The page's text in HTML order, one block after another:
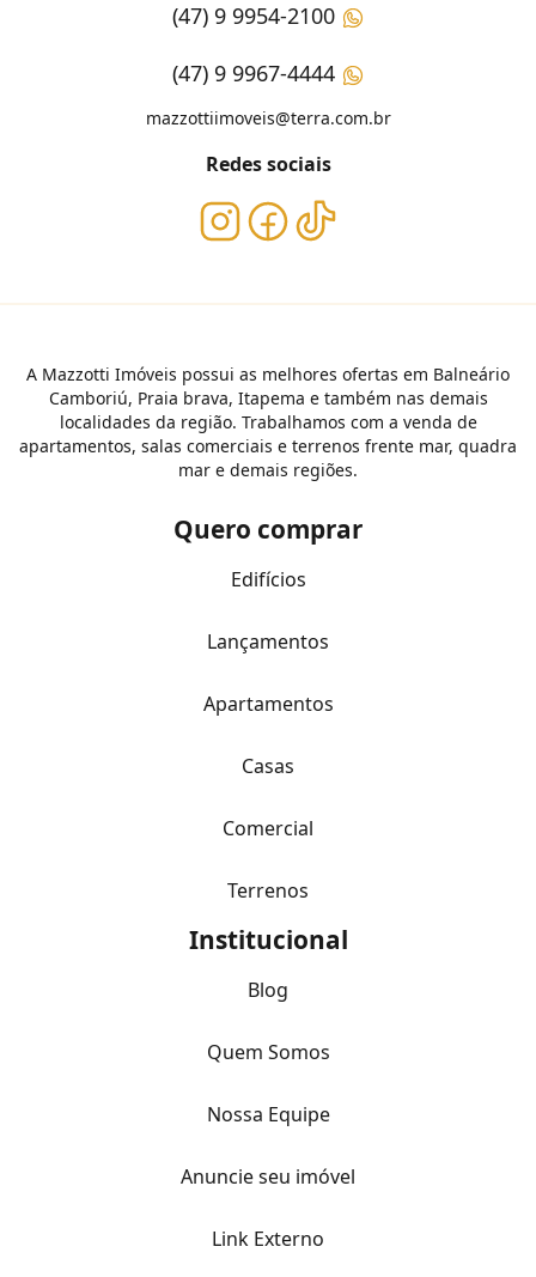
(47) 9 9954-2100
(47) 9 9967-4444
mazzottiimoveis@terra.com.br
Redes sociais
A Mazzotti Imóveis possui as melhores ofertas em Balneário
Camboriú, Praia brava, Itapema e também nas demais
localidades da região. Trabalhamos com a venda de
apartamentos, salas comerciais e terrenos frente mar, quadra
mar e demais regiões.
Quero comprar
Edifícios
Lançamentos
Apartamentos
Casas
Comercial
Terrenos
Institucional
Blog
Quem Somos
Nossa Equipe
Anuncie seu imóvel
Link Externo